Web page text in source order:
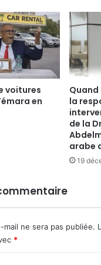
voitures
en
la
de la
arabe
19
mail ne sera pas publiée.
*